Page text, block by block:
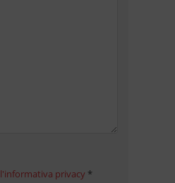
l'informativa privacy *